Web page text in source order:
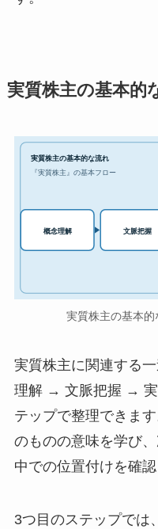
実質株主の基本的
実質株主の基本的な流れ
『実質株主』の基本フロー
概念理解 文脈把握
実質株主の基本
実質株主に関連する
理解 → 文脈把握 →
テップで整理できま
のものの意味を学び
中での位置付けを確認
3つ目のステップでは